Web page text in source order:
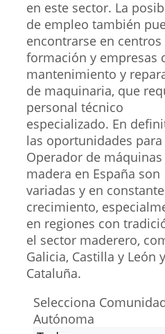
en este sector. La
de empleo también
encontrarse en centros
formación y empresas
mantenimiento y
de maquinaria, que
personal técnico
especializado. En
las oportunidades para
Operador de
madera en España son
variadas y en constante
crecimiento,
en regiones con
el sector maderero,
Galicia, Castilla y León y
Cataluña.
Selecciona
Autónoma